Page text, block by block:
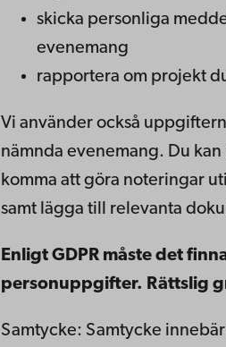
skicka personliga
evenemang
rapportera om projekt
Vi använder också
nämnda evenemang. Du
komma att göra noteringar
samt lägga till relevanta
Enligt GDPR måste det
personuppgifter. Rättslig
Samtycke: Samtycke